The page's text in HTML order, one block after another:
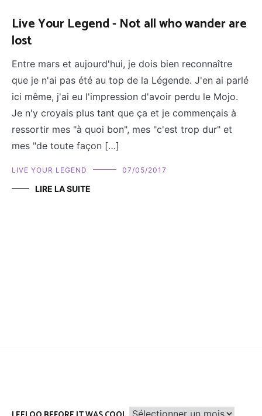
Live Your Legend - Not all who wander are
lost
Entre mars et aujourd'hui, je dois bien reconnaître
que je n'ai pas été au top de la Légende. J'en ai parlé
ici même, j'ai eu l'impression d'avoir perdu le Mojo.
Je n'y croyais plus tant que ça et je commençais à
ressortir mes "à quoi bon", mes "c'est trop dur" et
mes "de toute façon […]
LIVE YOUR LEGEND 07/05/2017
LIRE LA SUITE
Leeloo